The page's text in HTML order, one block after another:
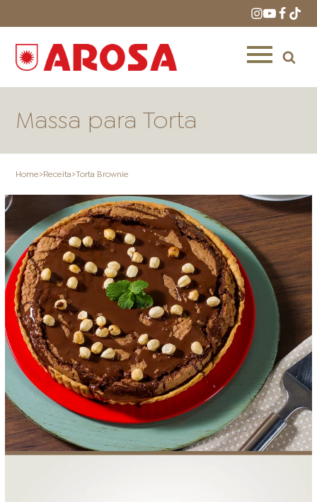
ONDE COMPRAR LOJAS AROSA
DISTRIBUIDORES E
REPRESENTANTES
FOOD SERVICE AGENDA DE CURSOS
Massa para Torta
Home>Receita>Torta Brownie